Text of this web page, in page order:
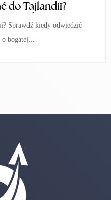
do Tajlandii?
Sprawdź kiedy odwiedzić
bogatej...